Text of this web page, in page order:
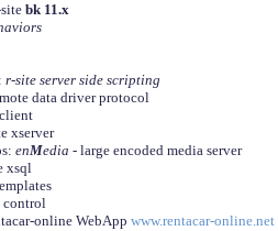
bk 11.x
r-site server side scripting
data driver protocol
xserver
enMedia - large encoded media server
xsql
control
online WebApp www.rentacar-online.net